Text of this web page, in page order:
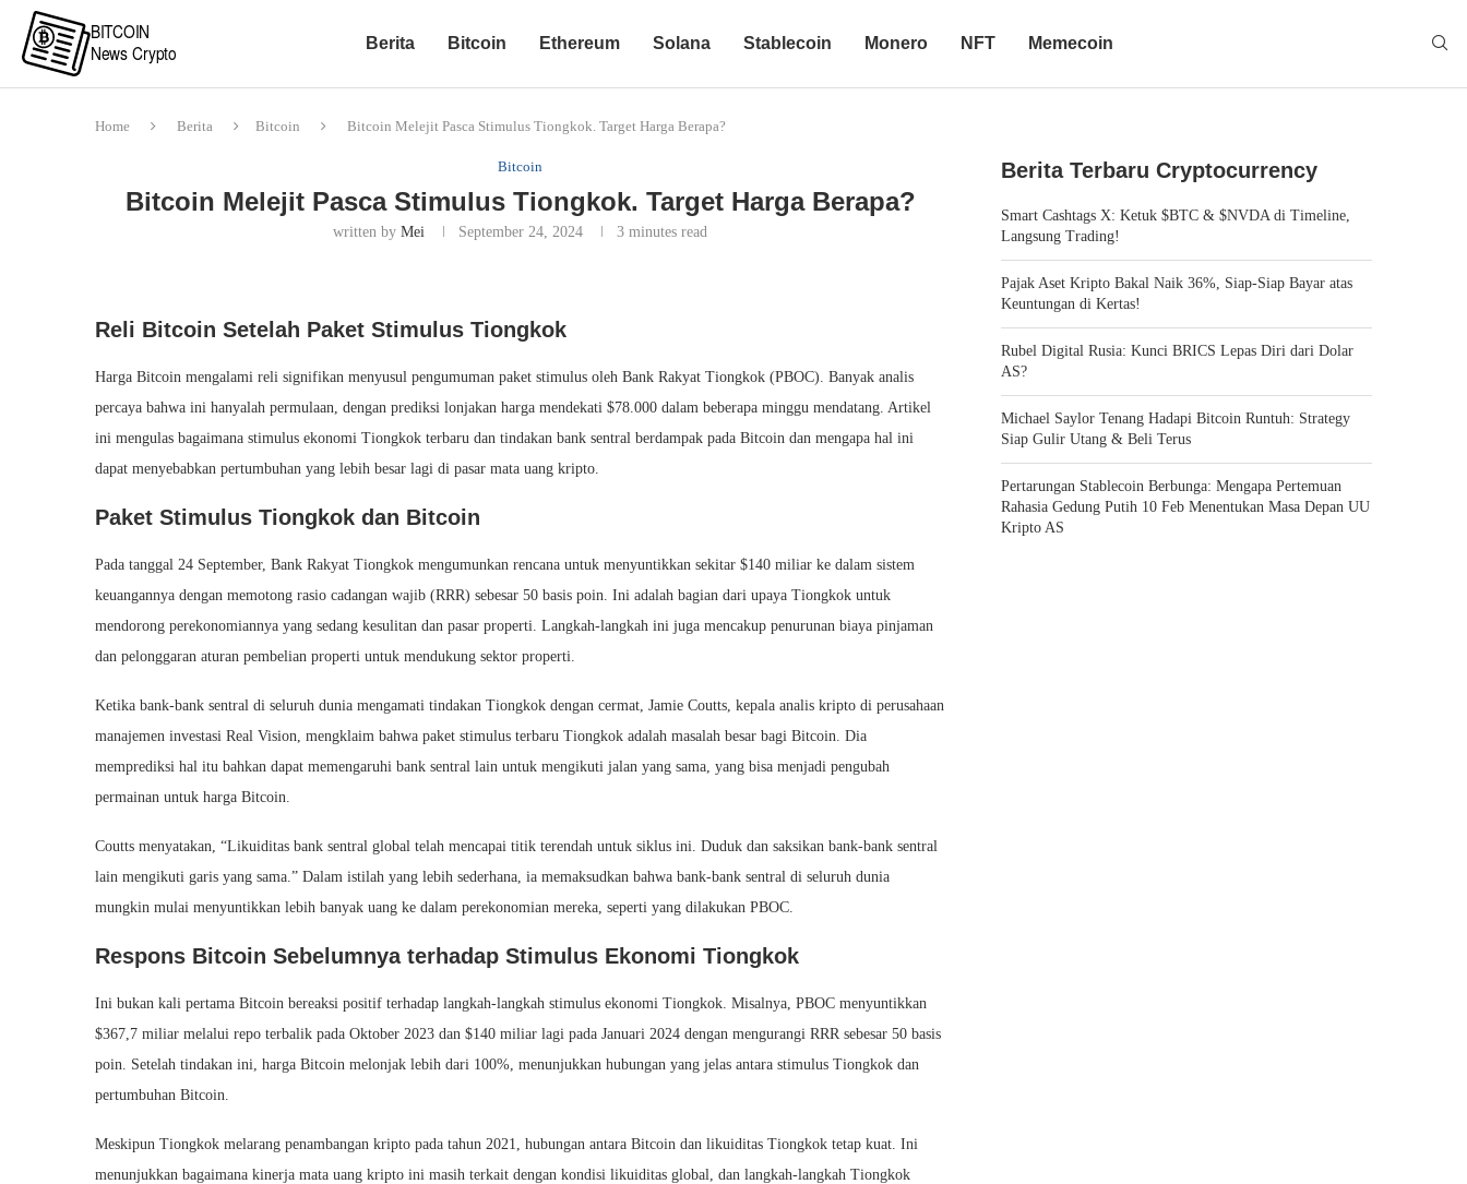
Berita Bitcoin Ethereum Solana Stablecoin Monero NFT Memecoin
Home Berita Bitcoin Bitcoin Melejit Pasca Stimulus Tiongkok. Target Harga Berapa?
Bitcoin
Bitcoin Melejit Pasca Stimulus Tiongkok. Target Harga Berapa?
written byMei September 24, 2024 3 minutes read
Reli Bitcoin Setelah Paket Stimulus Tiongkok
Harga Bitcoin mengalami reli signifikan menyusul pengumuman paket stimulus oleh Bank Rakyat Tiongkok (PBOC). Banyak analis
percaya bahwa ini hanyalah permulaan, dengan prediksi lonjakan harga mendekati $78.000 dalam beberapa minggu mendatang. Artikel
ini mengulas bagaimana stimulus ekonomi Tiongkok terbaru dan tindakan bank sentral berdampak pada Bitcoin dan mengapa hal ini
dapat menyebabkan pertumbuhan yang lebih besar lagi di pasar mata uang kripto.
Paket Stimulus Tiongkok dan Bitcoin
Pada tanggal 24 September, Bank Rakyat Tiongkok mengumunkan rencana untuk menyuntikkan sekitar $140 miliar ke dalam sistem
keuangannya dengan memotong rasio cadangan wajib (RRR) sebesar 50 basis poin. Ini adalah bagian dari upaya Tiongkok untuk
mendorong perekonomiannya yang sedang kesulitan dan pasar properti. Langkah-langkah ini juga mencakup penurunan biaya pinjaman
dan pelonggaran aturan pembelian properti untuk mendukung sektor properti.
Ketika bank-bank sentral di seluruh dunia mengamati tindakan Tiongkok dengan cermat, Jamie Coutts, kepala analis kripto di perusahaan
manajemen investasi Real Vision, mengklaim bahwa paket stimulus terbaru Tiongkok adalah masalah besar bagi Bitcoin. Dia
memprediksi hal itu bahkan dapat memengaruhi bank sentral lain untuk mengikuti jalan yang sama, yang bisa menjadi pengubah
permainan untuk harga Bitcoin.
Coutts menyatakan, “Likuiditas bank sentral global telah mencapai titik terendah untuk siklus ini. Duduk dan saksikan bank-bank sentral
lain mengikuti garis yang sama.” Dalam istilah yang lebih sederhana, ia memaksudkan bahwa bank-bank sentral di seluruh dunia
mungkin mulai menyuntikkan lebih banyak uang ke dalam perekonomian mereka, seperti yang dilakukan PBOC.
Respons Bitcoin Sebelumnya terhadap Stimulus Ekonomi Tiongkok
Ini bukan kali pertama Bitcoin bereaksi positif terhadap langkah-langkah stimulus ekonomi Tiongkok. Misalnya, PBOC menyuntikkan
$367,7 miliar melalui repo terbalik pada Oktober 2023 dan $140 miliar lagi pada Januari 2024 dengan mengurangi RRR sebesar 50 basis
poin. Setelah tindakan ini, harga Bitcoin melonjak lebih dari 100%, menunjukkan hubungan yang jelas antara stimulus Tiongkok dan
pertumbuhan Bitcoin.
Meskipun Tiongkok melarang penambangan kripto pada tahun 2021, hubungan antara Bitcoin dan likuiditas Tiongkok tetap kuat. Ini
menunjukkan bagaimana kinerja mata uang kripto ini masih terkait dengan kondisi likuiditas global, dan langkah-langkah Tiongkok
Berita Terbaru Cryptocurrency
Smart Cashtags X: Ketuk $BTC & $NVDA di Timeline,
Langsung Trading!
Pajak Aset Kripto Bakal Naik 36%, Siap-Siap Bayar atas
Keuntungan di Kertas!
Rubel Digital Rusia: Kunci BRICS Lepas Diri dari Dolar
AS?
Michael Saylor Tenang Hadapi Bitcoin Runtuh: Strategy
Siap Gulir Utang & Beli Terus
Pertarungan Stablecoin Berbunga: Mengapa Pertemuan
Rahasia Gedung Putih 10 Feb Menentukan Masa Depan UU
Kripto AS